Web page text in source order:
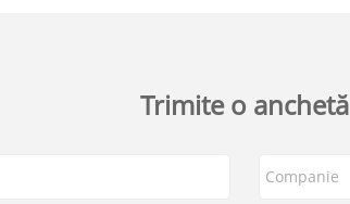
Trimite o anchetă